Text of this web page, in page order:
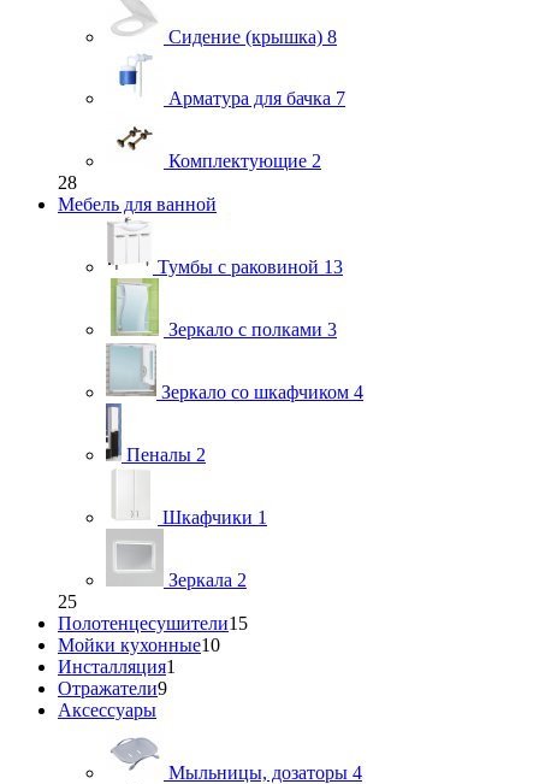
Сидение (крышка) 8
Арматура для бачка 7
Комплектующие 2
28
Мебель для ванной
Тумбы с раковиной 13
Зеркало с полками 3
Зеркало со шкафчиком 4
Пеналы 2
Шкафчики 1
Зеркала 2
25
Полотенцесушители15
Мойки кухонные10
Инсталляция1
Отражатели9
Аксессуары
Мыльницы, дозаторы 4